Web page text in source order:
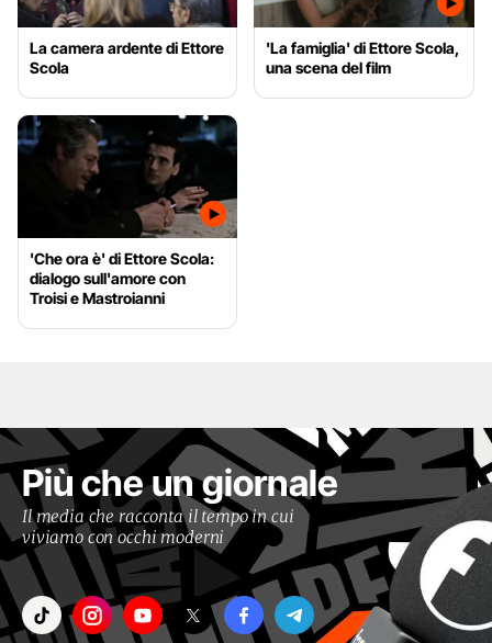
La camera ardente di Ettore
Scola
'La famiglia' di Ettore Scola,
una scena del film
'Che ora è' di Ettore Scola:
dialogo sull'amore con
Troisi e Mastroianni
Più che un giornale
Il media che racconta il tempo in cui
viviamo con occhi moderni